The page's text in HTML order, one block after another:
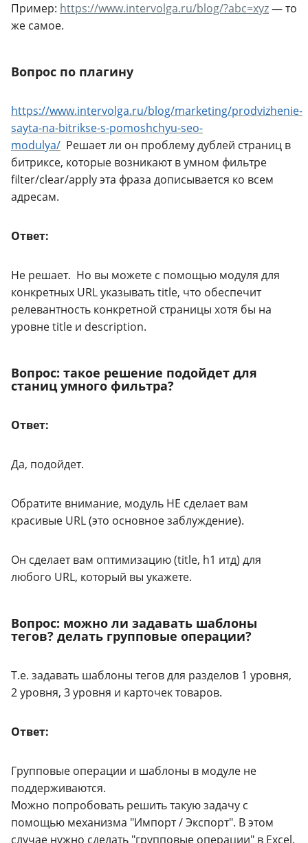
Пример: https://www.intervolga.ru/blog/?abc=xyz— то
же самое.
Вопрос по плагину
https://www.intervolga.ru/blog/marketing/prodvizhenie-
sayta-na-bitrikse-s-pomoshchyu-seo-
modulya/ Решает ли он проблему дублей страниц в
битриксе, которые возникают в умном фильтре
filter/clear/apply эта фраза дописывается ко всем
адресам.
Ответ:
Не решает. Но вы можете с помощью модуля для
конкретных URL указывать title, что обеспечит
релевантность конкретной страницы хотя бы на
уровне title и description.
Вопрос: такое решение подойдет для
станиц умного фильтра?
Ответ:
Да, подойдет.
Обратите внимание, модуль НЕ сделает вам
красивые URL (это основное заблуждение).
Он сделает вам оптимизацию (title, h1 итд) для
любого URL, который вы укажете.
Вопрос: можно ли задавать шаблоны
тегов? делать групповые операции?
Т.е. задавать шаблоны тегов для разделов 1 уровня,
2 уровня, 3 уровня и карточек товаров.
Ответ:
Групповые операции и шаблоны в модуле не
поддерживаются.
Можно попробовать решить такую задачу с
помощью механизма "Импорт / Экспорт". В этом
случае нужно сделать "групповые операции" в Excel.